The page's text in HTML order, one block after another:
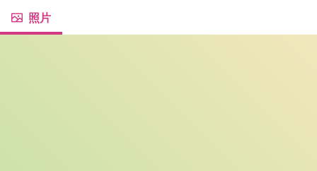
照片